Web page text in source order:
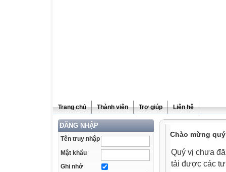
Trang chủ Thành viên Trợ giúp Liên hệ
ĐĂNG NHẬP
Tên truy nhập
Mật khẩu
Ghi nhớ
Chào mừng
Quý vị chưa
tải được các